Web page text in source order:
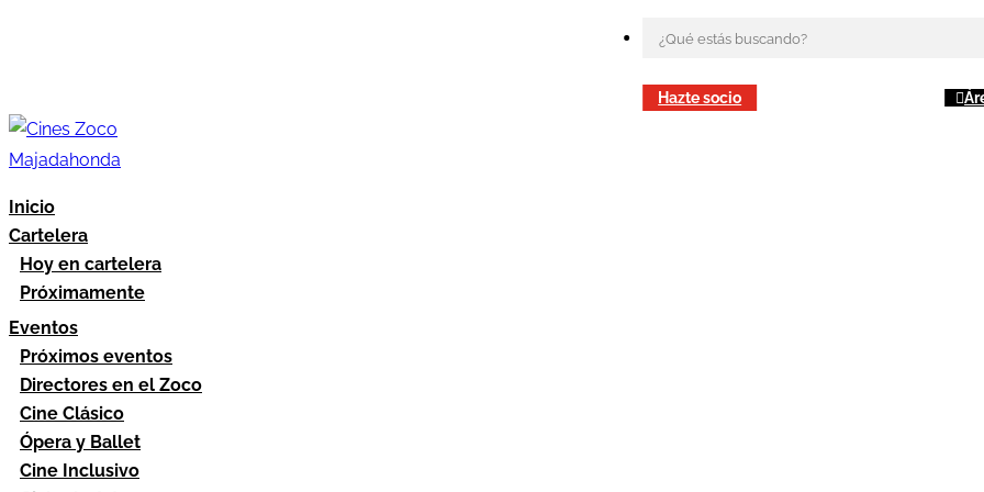
Hazte socio
Inicio
Cartelera
Hoy en cartelera
Próximamente
Eventos
Próximos eventos
Directores en el Zoco
Cine Clásico
Ópera y Ballet
Cine Inclusivo